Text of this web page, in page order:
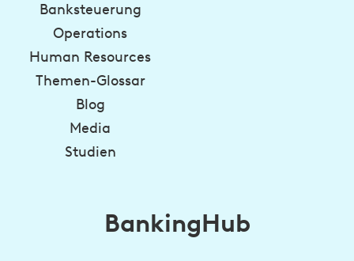
Banksteuerung
Operations
Human Resources
Themen-Glossar
Blog
Media
Studien
BankingHub